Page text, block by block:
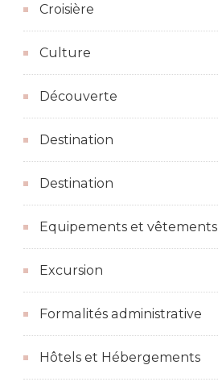
Croisière
Culture
Découverte
Destination
Destination
Equipements et vêtements
Excursion
Formalités administrative
Hôtels et Hébergements